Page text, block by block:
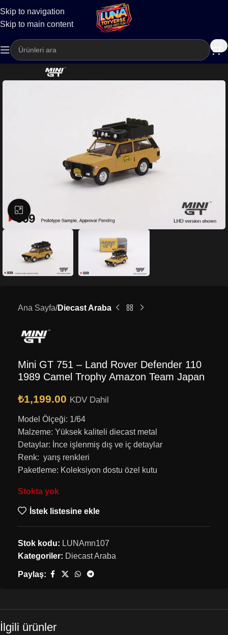
Skip to navigation
Skip to main content
Kargo
Büyütmek için tıklayın
Ana Sayfa Diecast Araba
Mini GT 751 – Land Rover Defender 110
1989 Camel Trophy Amazon Team Japan
₺1,199.00 KDV Dahil
Model Ölçeği: 1/64
Malzeme: Yüksek kaliteli diecast metal
Detaylar: İnce işlenmiş dış ve iç detaylar
Renk: yarış renkleri
Paketleme: Koleksiyon dostu özel kutu
Stokta yok
İstek listesine ekle
Stok kodu: LUNAmn107
Kategoriler: Diecast Araba
Paylaş:
İlgili ürünler